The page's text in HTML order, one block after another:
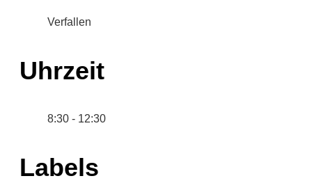
Verfallen
Uhrzeit
8:30 - 12:30
Labels